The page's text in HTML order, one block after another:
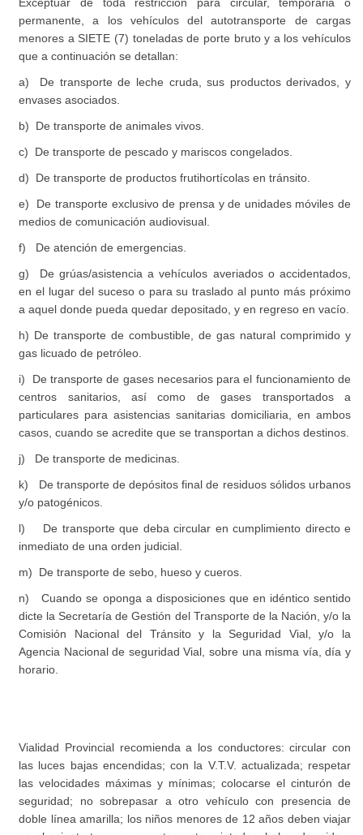
permanente, a los vehículos del autotransporte de cargas
menores a SIETE (7) toneladas de porte bruto y a los vehículos
que a continuación se detallan:
a) De transporte de leche cruda, sus productos derivados, y
envases asociados.
b) De transporte de animales vivos.
c) De transporte de pescado y mariscos congelados.
d) De transporte de productos frutihortícolas en tránsito.
e) De transporte exclusivo de prensa y de unidades móviles de
medios de comunicación audiovisual.
f) De atención de emergencias.
g) De grúas/asistencia a vehículos averiados o accidentados,
en el lugar del suceso o para su traslado al punto más próximo
a aquel donde pueda quedar depositado, y en regreso en vacío.
h) De transporte de combustible, de gas natural comprimido y
gas licuado de petróleo.
i) De transporte de gases necesarios para el funcionamiento de
centros sanitarios, así como de gases transportados a
particulares para asistencias sanitarias domiciliaria, en ambos
casos, cuando se acredite que se transportan a dichos destinos.
j) De transporte de medicinas.
k) De transporte de depósitos final de residuos sólidos urbanos
y/o patogénicos.
l) De transporte que deba circular en cumplimiento directo e
inmediato de una orden judicial.
m) De transporte de sebo, hueso y cueros.
n) Cuando se oponga a disposiciones que en idéntico sentido
dicte la Secretaría de Gestión del Transporte de la Nación, y/o la
Comisión Nacional del Tránsito y la Seguridad Vial, y/o la
Agencia Nacional de seguridad Vial, sobre una misma vía, día y
horario.
Vialidad Provincial recomienda a los conductores: circular con
las luces bajas encendidas; con la V.T.V. actualizada; respetar
las velocidades máximas y mínimas; colocarse el cinturón de
seguridad; no sobrepasar a otro vehículo con presencia de
doble línea amarilla; los niños menores de 12 años deben viajar